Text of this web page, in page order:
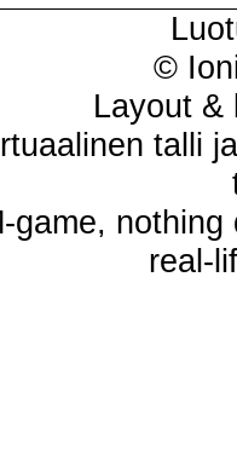
©
Layout &
talli
game,
real-